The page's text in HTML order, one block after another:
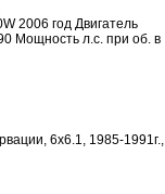
2006 год Двигатель
Мощность л.с. при об. в
6х6.1, 1985-1991г.,